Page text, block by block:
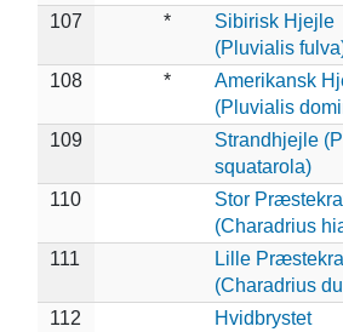
107 *
Sibirisk Hjejle
(Pluvialis
108 *
Amerikansk
(Pluvialis
109
Strandhjejle
squatarola)
110
Stor
(Charadrius
111
Lille
(Charadrius
112
Hvidbrystet